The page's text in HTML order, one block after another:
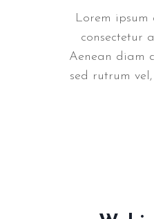
Lorem ipsum
consectetur
Aenean diam
sed rutrum